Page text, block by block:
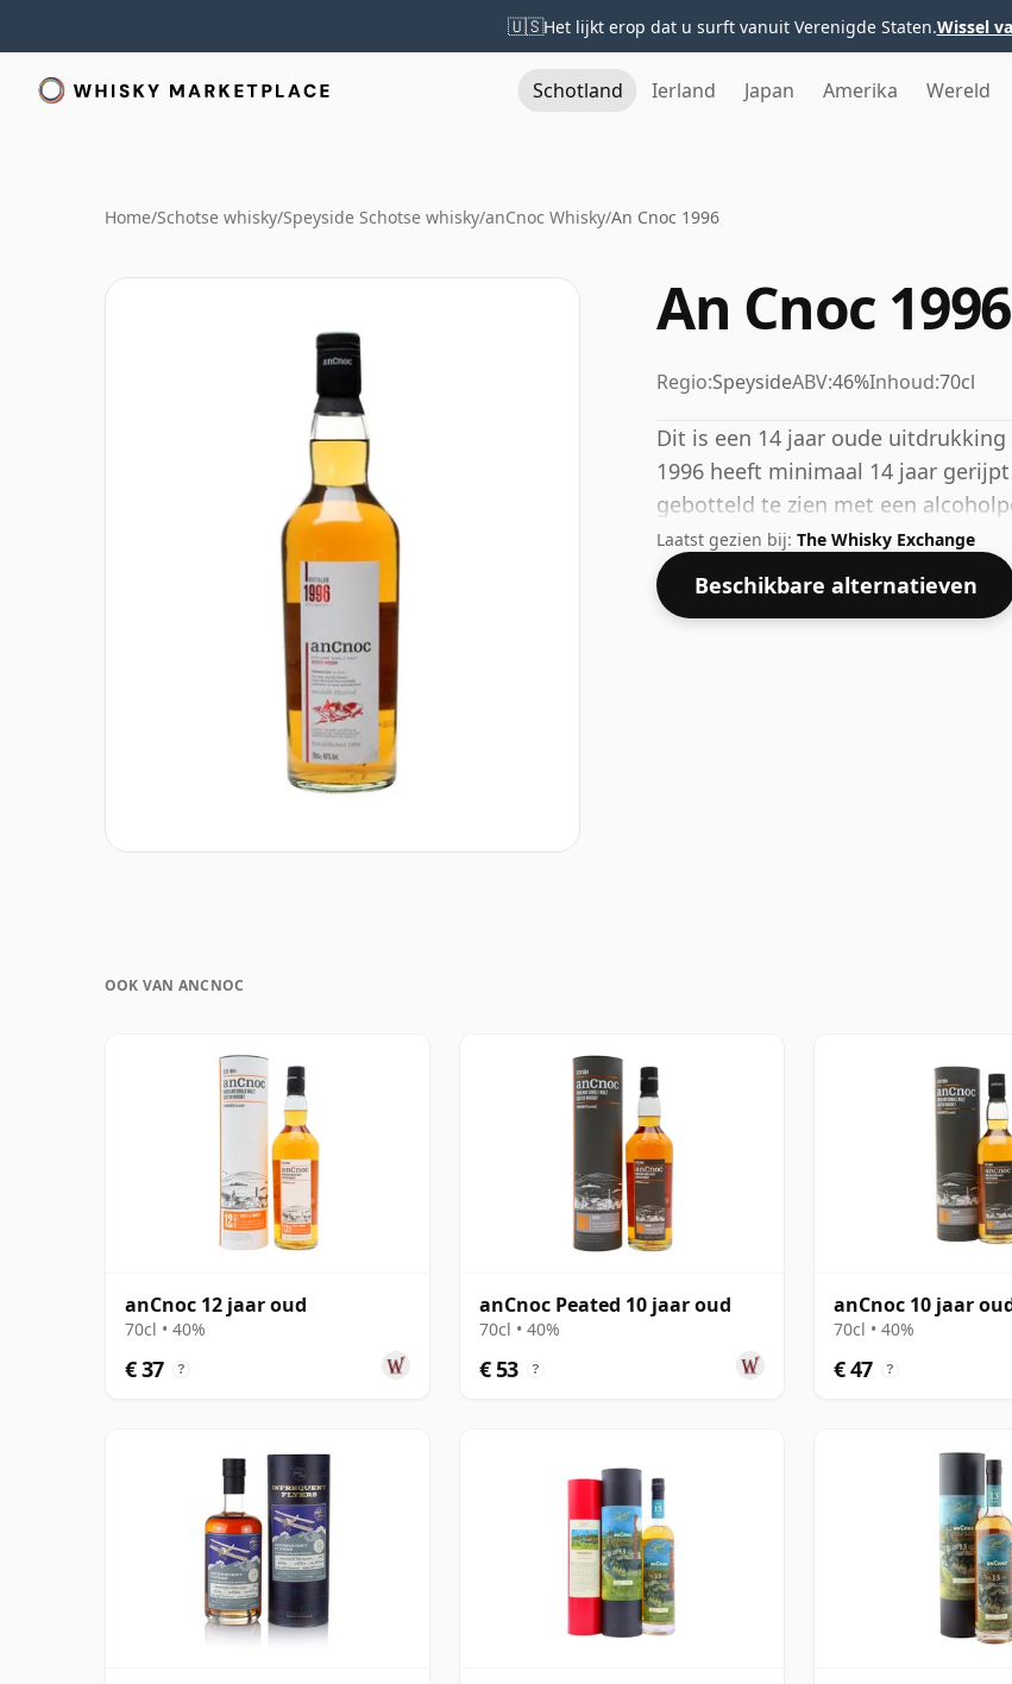
🇺🇸Het lijkt erop dat u surft vanuit Verenigde Staten.Wissel
Schotland Ierland Japan Amerika Wereld
Home/Schotse whisky/Speyside Schotse whisky/anCnoc Whisky/An Cnoc 1996
An Cnoc 1996
Regio:SpeysideABV:46%Inhoud:70cl
Dit is een 14 jaar oude uitdrukking
1996 heeft minimaal 14 jaar
gebotteld te zien met een
normale grootte van 70cl.
Laatst gezien bij: The Whisky Exchange
Beschikbare alternatieven
OOK VAN ANCNOC
anCnoc 12 jaar oud
70cl • 40%
€ 37 ?
anCnoc Peated 10 jaar oud
70cl • 40%
€ 53 ?
anCnoc 10 jaar
70cl • 40%
€ 47 ?